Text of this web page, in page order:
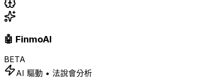
🤖 FinmoAI
BETA
AI 驅動 • 法說會分析